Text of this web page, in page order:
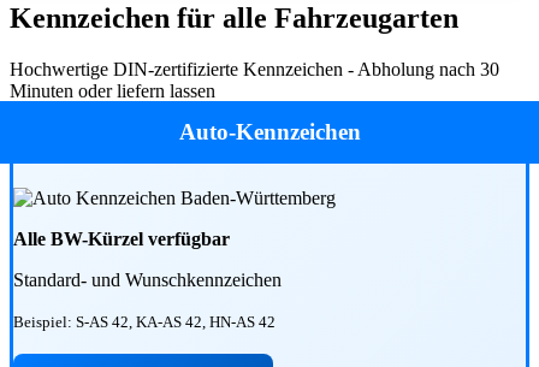
Kennzeichen für alle Fahrzeugarten
Hochwertige DIN-zertifizierte Kennzeichen - Abholung nach 30
Minuten oder liefern lassen
Auto-Kennzeichen
Alle BW-Kürzel verfügbar
Standard- und Wunschkennzeichen
Beispiel: S-AS 42, KA-AS 42, HN-AS 42